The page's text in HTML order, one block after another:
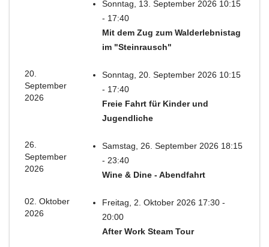
Sonntag, 13. September 2026 10:15
- 17:40
Mit dem Zug zum Walderlebnistag
im "Steinrausch"
20.
September
2026
Sonntag, 20. September 2026 10:15
- 17:40
Freie Fahrt für Kinder und
Jugendliche
26.
September
2026
Samstag, 26. September 2026 18:15
- 23:40
Wine & Dine - Abendfahrt
02. Oktober
2026
Freitag, 2. Oktober 2026 17:30 -
20:00
After Work Steam Tour